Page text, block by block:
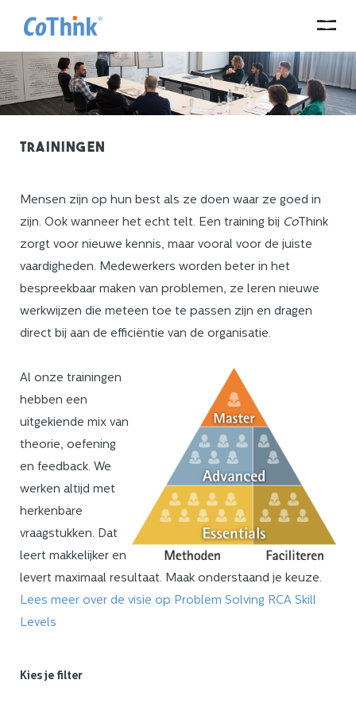
Trainingen
Mensen zijn op hun best als ze doen waar ze goed in
zijn. Ook wanneer het echt telt. Een training bij CoThink
zorgt voor nieuwe kennis, maar vooral voor de juiste
vaardigheden. Medewerkers worden beter in het
bespreekbaar maken van problemen, ze leren nieuwe
werkwijzen die meteen toe te passen zijn en dragen
direct bij aan de efficiëntie van de organisatie.
Al onze trainingen
hebben een
uitgekiende mix van
theorie, oefening
en feedback. We
werken altijd met
herkenbare
vraagstukken. Dat
leert makkelijker en
levert maximaal resultaat. Maak onderstaand je keuze.
Lees meer over de visie op Problem Solving RCA Skill
Levels
Kies je filter